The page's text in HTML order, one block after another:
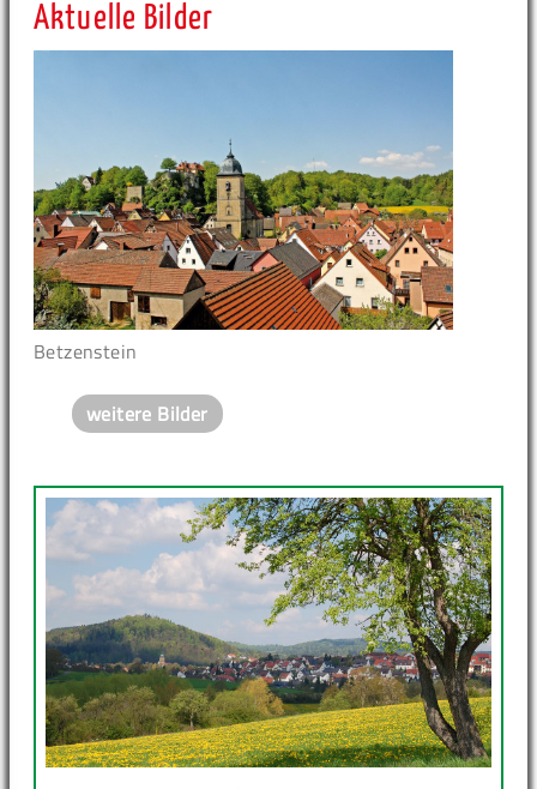
Aktuelle Bilder
Betzenstein
weitere Bilder